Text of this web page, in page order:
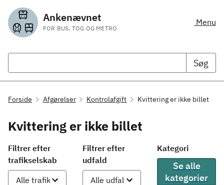
Ankenævnet
FOR BUS, TOG OG METRO
Menu
Søg
Forside Afgørelser Kontrolafgift Kvittering er ikke billet
Kvittering er ikke billet
Filtrer efter
trafikselskab
Filtrer efter
udfald
Kategori
Se alle
kategorier